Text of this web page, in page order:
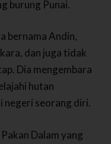
burung Punai.
bernama Andin,
dan juga tidak
Dia mengembara
hutan
negeri seorang diri.
Dalam yang